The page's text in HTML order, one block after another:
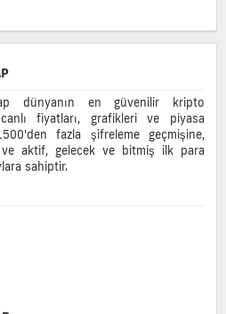
dünyanın en güvenilir kripto
fiyatları, grafikleri ve piyasa
fazla şifreleme geçmişine,
ve aktif, gelecek ve bitmiş ilk para
sahiptir.